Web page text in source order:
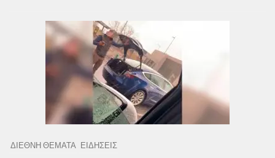
ΔΙΕΘΝΗ ΘΕΜΑΤΑ ΕΙΔΗΣΕΙΣ